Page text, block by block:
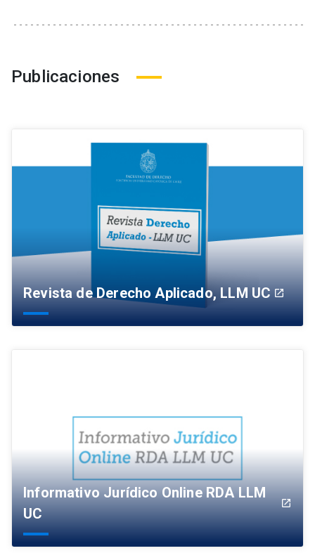
Publicaciones
Revista de Derecho Aplicado, LLM UC launch
Informativo Jurídico Online RDA LLM
UC
launch